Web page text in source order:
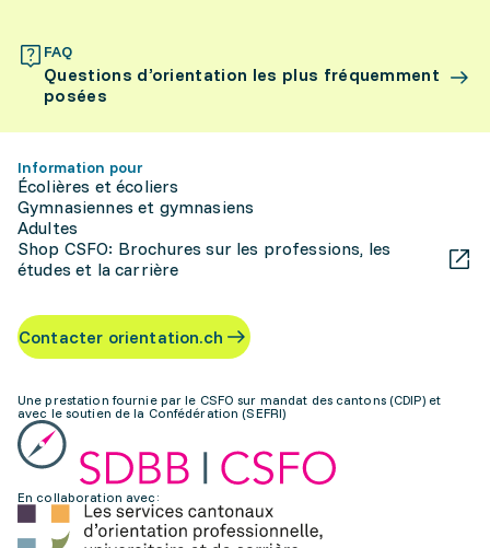
FAQ
Questions d’orientation les plus fréquemment
posées
Information pour
Écolières et écoliers
Gymnasiennes et gymnasiens
Adultes
Shop CSFO: Brochures sur les professions, les
études et la carrière
Contacter orientation.ch
Une prestation fournie par le CSFO sur mandat des cantons (CDIP) et
avec le soutien de la Confédération (SEFRI)
En collaboration avec: